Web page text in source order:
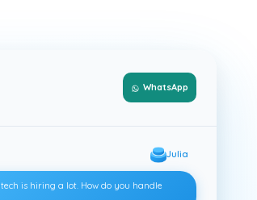
Call
Julia
is hiring a lot. How do you handle